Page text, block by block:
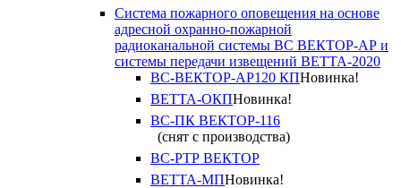
Система пожарного оповещения на основе
адресной охранно-пожарной
радиоканальной системы ВС ВЕКТОР-АР и
системы передачи извещений ВЕТТА-2020
ВС-ВЕКТОР-АР120 КПНовинка!
ВЕТТА-ОКПНовинка!
ВС-ПК ВЕКТОР-116
(снят с производства)
ВС-РТР ВЕКТОР
ВЕТТА-МПНовинка!